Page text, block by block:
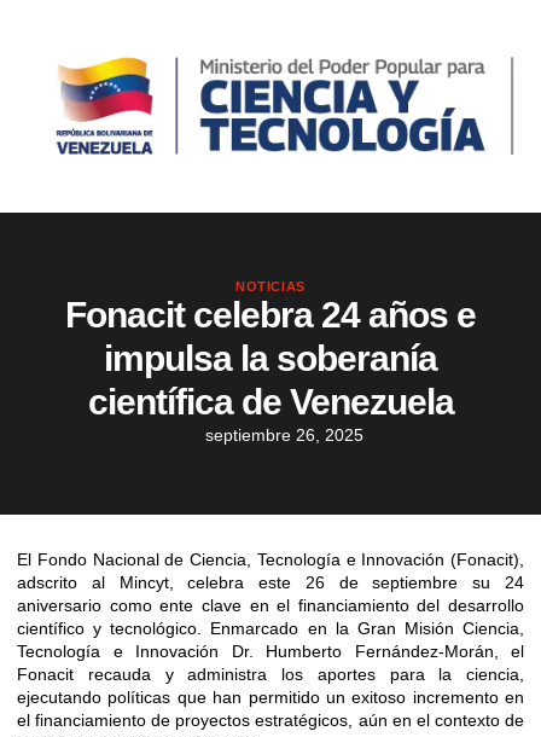
NOTICIAS
Fonacit celebra 24 años e
impulsa la soberanía
científica de Venezuela
septiembre 26, 2025
El Fondo Nacional de Ciencia, Tecnología e Innovación (Fonacit),
adscrito al Mincyt, celebra este 26 de septiembre su 24
aniversario como ente clave en el financiamiento del desarrollo
científico y tecnológico. Enmarcado en la Gran Misión Ciencia,
Tecnología e Innovación Dr. Humberto Fernández-Morán, el
Fonacit recauda y administra los aportes para la ciencia,
ejecutando políticas que han permitido un exitoso incremento en
el financiamiento de proyectos estratégicos, aún en el contexto de